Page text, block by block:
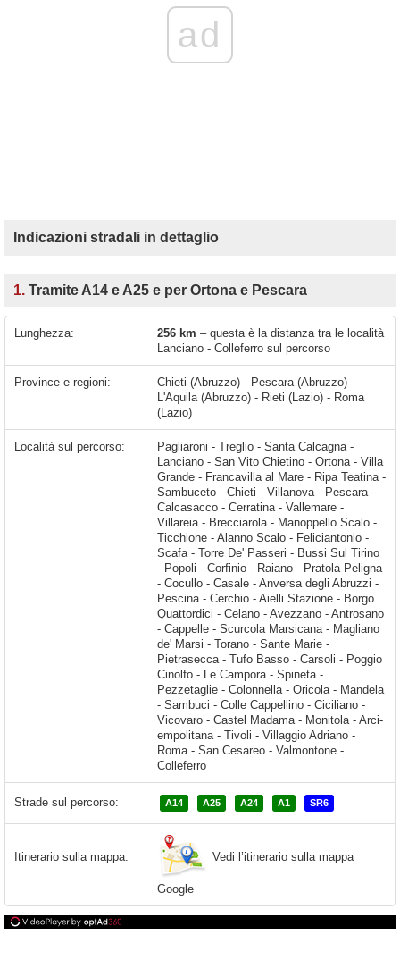
ad
Indicazioni stradali in dettaglio
1. Tramite A14 e A25 e per Ortona e Pescara
Lunghezza: 256 km – questa è la distanza tra le località
Lanciano - Colleferro sul percorso
Province e regioni:
Chieti (Abruzzo) - Pescara (Abruzzo) -
L'Aquila (Abruzzo) - Rieti (Lazio) - Roma
(Lazio)
Località sul percorso: Pagliaroni - Treglio - Santa Calcagna - Lanciano - San Vito Chietino - Ortona - Villa Grande - Francavilla al Mare - Ripa Teatina - Sambuceto - Chieti - Villanova - Pescara - Calcasacco - Cerratina - Vallemare - Villareia - Brecciarola - Manoppello Scalo - Ticchione - Alanno Scalo - Feliciantonio - Scafa - Torre De' Passeri - Bussi Sul Tirino - Popoli - Corfinio - Raiano - Pratola Peligna - Cocullo - Casale - Anversa degli Abruzzi - Pescina - Cerchio - Aielli Stazione - Borgo Quattordici - Celano
Strade sul percorso: A14 A25 A24 A1 SR6
Itinerario sulla mappa: Vedi l’itinerario sulla mappa
Google